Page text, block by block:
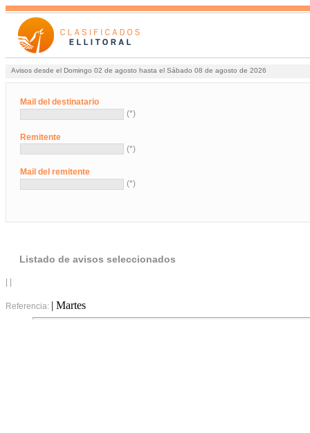
Avisos desde el Domingo 02 de agosto hasta el Sábado 08 de agosto de 2026
Mail del destinatario
(*)
Remitente
(*)
Mail del remitente
(*)
Listado de avisos seleccionados
Referencia: | Martes